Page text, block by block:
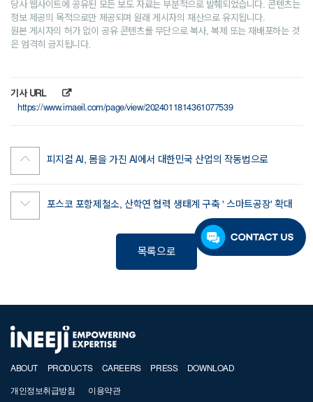
당사 웹사이트에 공유된 모든 보도 자료는 부분적으로 발췌되었습니다. 콘텐츠는
정보 제공의 목적으로만 제공되며 원래 게시자의 재산으로 유지됩니다.
원본 게시자의 허가 없이 공유 콘텐츠를 무단으로 복사, 복제 또는 재배포하는 것
은 엄격히 금지됩니다.
기사 URL
https://www.imaeil.com/page/view/2024011814361077539
피지컬 AI, 몸을 가진 AI에서 대한민국 산업의 작동법으로
포스코 포항제철소, 산학연 협력 생태계 구축 ' 스마트공장' 확대
목록으로
ABOUT PRODUCTS CAREERS PRESS DOWNLOAD
개인정보취급방침 이용약관